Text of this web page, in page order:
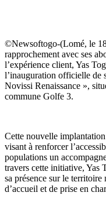
©Newsoftogo-(Lomé, le
rapprochement avec ses
l’expérience client, Yas
l’inauguration officielle de
Novissi Renaissance »,
commune Golfe 3.
Cette nouvelle implantation
visant à renforcer
populations un
travers cette initiative, Yas
sa présence sur le
d’accueil et de prise en